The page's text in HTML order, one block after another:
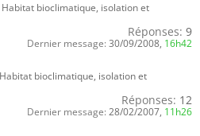
bioclimatique, isolation et
Réponses: 9
Dernier message: 30/09/2008, 16h42
bioclimatique, isolation et
Réponses: 12
Dernier message: 28/02/2007, 11h26